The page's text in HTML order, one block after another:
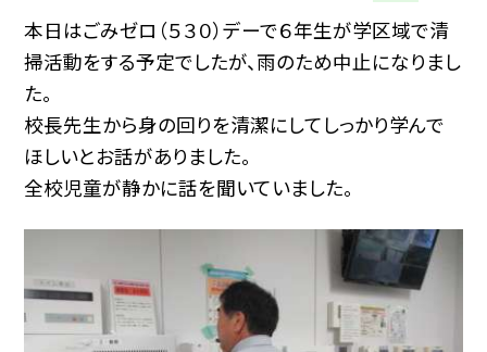
本日はごみゼロ（５３０）デーで６年生が学区域で清
掃活動をする予定でしたが、雨のため中止になりまし
た。
校長先生から身の回りを清潔にしてしっかり学んで
ほしいとお話がありました。
全校児童が静かに話を聞いていました。